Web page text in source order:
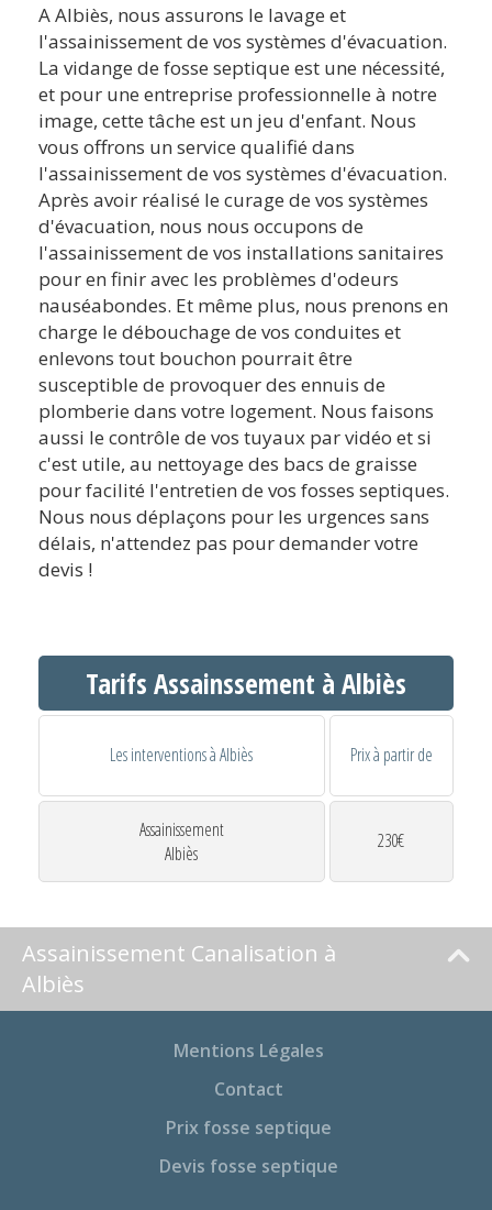
A Albiès, nous assurons le lavage et
l'assainissement de vos systèmes d'évacuation.
La vidange de fosse septique est une nécessité,
et pour une entreprise professionnelle à notre
image, cette tâche est un jeu d'enfant. Nous
vous offrons un service qualifié dans
l'assainissement de vos systèmes d'évacuation.
Après avoir réalisé le curage de vos systèmes
d'évacuation, nous nous occupons de
l'assainissement de vos installations sanitaires
pour en finir avec les problèmes d'odeurs
nauséabondes. Et même plus, nous prenons en
charge le débouchage de vos conduites et
enlevons tout bouchon pourrait être
susceptible de provoquer des ennuis de
plomberie dans votre logement. Nous faisons
aussi le contrôle de vos tuyaux par vidéo et si
c'est utile, au nettoyage des bacs de graisse
pour facilité l'entretien de vos fosses septiques.
Nous nous déplaçons pour les urgences sans
délais, n'attendez pas pour demander votre
devis !
Tarifs Assainssement à Albiès
Les interventions à Albiès Prix à partir de
Assainissement
Albiès
230€
Assainissement Canalisation à
Albiès
Mentions Légales
Contact
Prix fosse septique
Devis fosse septique